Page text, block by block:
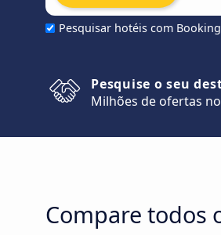
Pesquisar hotéis com
Pesquise o seu
Milhões de ofertas
Compare todos